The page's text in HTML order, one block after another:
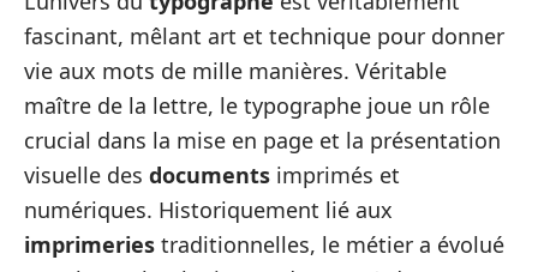
fascinant, mêlant art et technique pour donner
vie aux mots de mille manières. Véritable
maître de la lettre, le typographe joue un rôle
crucial dans la mise en page et la présentation
visuelle des documents imprimés et
numériques. Historiquement lié aux
imprimeries traditionnelles, le métier a évolué